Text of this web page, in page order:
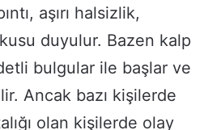
aşırı halsizlik,
duyulur. Bazen kalp
bulgular ile başlar ve
Ancak bazı kişilerde
olan kişilerde olay